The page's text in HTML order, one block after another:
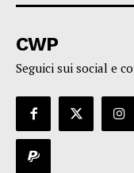
CWP
Seguici sui social e